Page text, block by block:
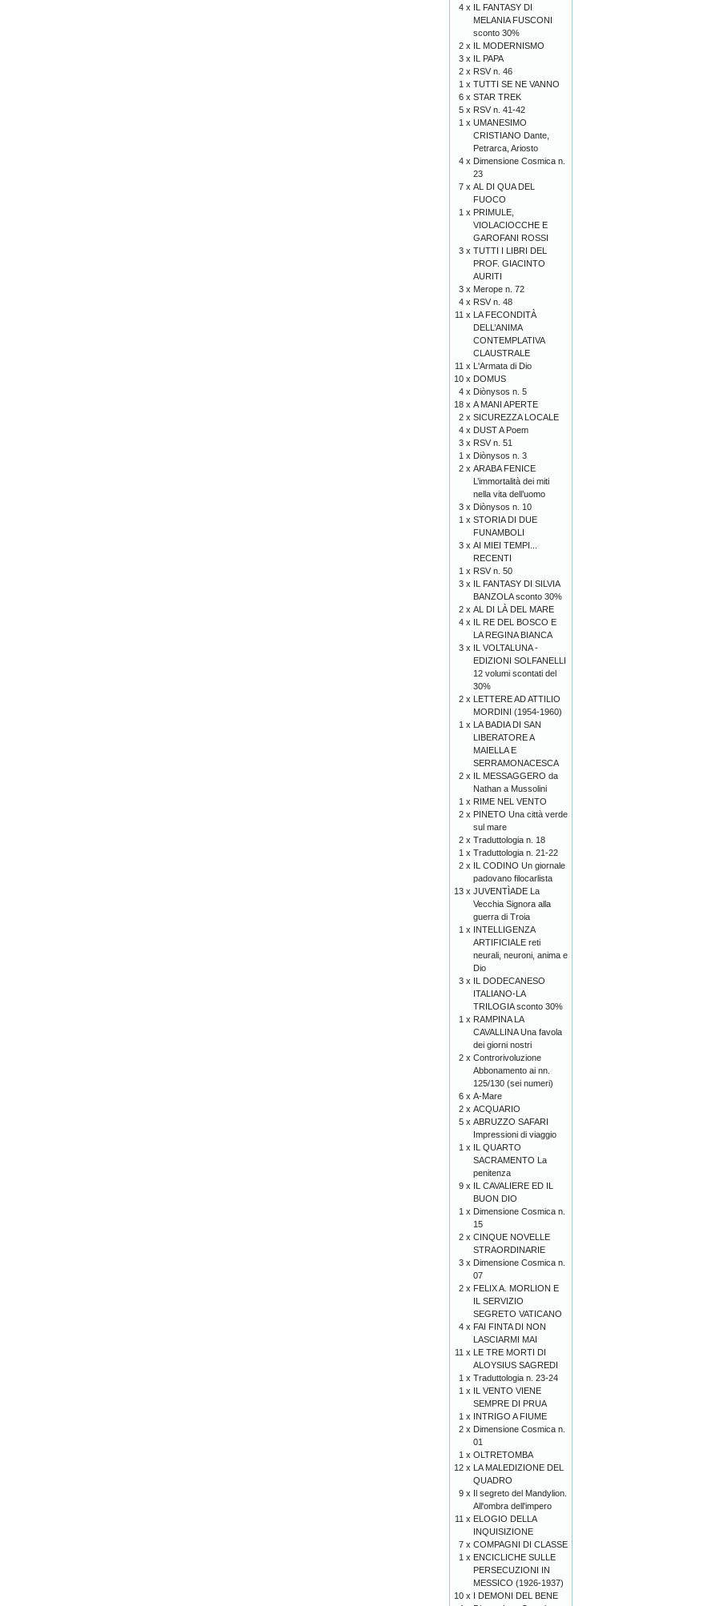
4 x IL FANTASY DI
MELANIA FUSCONI
sconto 30%
2 x IL MODERNISMO
3 x IL PAPA
2 x RSV n. 46
1 x TUTTI SE NE VANNO
6 x STAR TREK
5 x RSV n. 41-42
1 x UMANESIMO
CRISTIANO Dante,
Petrarca, Ariosto
4 x Dimensione Cosmica n.
23
7 x AL DI QUA DEL
FUOCO
1 x PRIMULE,
VIOLACIOCCHE E
GAROFANI ROSSI
3 x TUTTI I LIBRI DEL
PROF. GIACINTO
AURITI
3 x Merope n. 72
4 x RSV n. 48
11 x LA FECONDITÀ
DELL’ANIMA
CONTEMPLATIVA
CLAUSTRALE
11 x L'Armata di Dio
10 x DOMUS
4 x Diònysos n. 5
18 x A MANI APERTE
2 x SICUREZZA LOCALE
4 x DUST A Poem
3 x RSV n. 51
1 x Diònysos n. 3
2 x ARABA FENICE
L’immortalità dei miti
nella vita dell’uomo
3 x Diònysos n. 10
1 x STORIA DI DUE
FUNAMBOLI
3 x AI MIEI TEMPI...
RECENTI
1 x RSV n. 50
3 x IL FANTASY DI SILVIA
BANZOLA sconto 30%
2 x AL DI LÀ DEL MARE
4 x IL RE DEL BOSCO E
LA REGINA BIANCA
3 x IL VOLTALUNA -
EDIZIONI SOLFANELLI
12 volumi scontati del
30%
2 x LETTERE AD ATTILIO
MORDINI (1954-1960)
1 x LA BADIA DI SAN
LIBERATORE A
MAIELLA E
SERRAMONACESCA
2 x IL MESSAGGERO da
Nathan a Mussolini
1 x RIME NEL VENTO
2 x PINETO Una città verde
sul mare
2 x Traduttologia n. 18
1 x Traduttologia n. 21-22
2 x IL CODINO Un giornale
padovano filocarlista
13 x JUVENTÌADE La
Vecchia Signora alla
guerra di Troia
1 x INTELLIGENZA
ARTIFICIALE reti
neurali, neuroni, anima e
Dio
3 x IL DODECANESO
ITALIANO-LA
TRILOGIA sconto 30%
1 x RAMPINA LA
CAVALLINA Una favola
dei giorni nostri
2 x Controrivoluzione
Abbonamento ai nn.
125/130 (sei numeri)
6 x A-Mare
2 x ACQUARIO
5 x ABRUZZO SAFARI
Impressioni di viaggio
1 x IL QUARTO
SACRAMENTO La
penitenza
9 x IL CAVALIERE ED IL
BUON DIO
1 x Dimensione Cosmica n.
15
2 x CINQUE NOVELLE
STRAORDINARIE
3 x Dimensione Cosmica n.
07
2 x FELIX A. MORLION E
IL SERVIZIO
SEGRETO VATICANO
4 x FAI FINTA DI NON
LASCIARMI MAI
11 x LE TRE MORTI DI
ALOYSIUS SAGREDI
1 x Traduttologia n. 23-24
1 x IL VENTO VIENE
SEMPRE DI PRUA
1 x INTRIGO A FIUME
2 x Dimensione Cosmica n.
01
1 x OLTRETOMBA
12 x LA MALEDIZIONE DEL
QUADRO
9 x Il segreto del Mandylion.
All'ombra dell'impero
11 x ELOGIO DELLA
INQUISIZIONE
7 x COMPAGNI DI CLASSE
1 x ENCICLICHE SULLE
PERSECUZIONI IN
MESSICO (1926-1937)
10 x I DEMONI DEL BENE